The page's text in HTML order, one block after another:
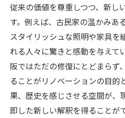
従来の価値を尊重しつつ、新し
す。例えば、古民家の温かみあ
スタイリッシュな照明や家具を
れる人々に驚きと感動を与えて
阪ではただの修復にとどまらず
ることがリノベーションの目的
果、歴史を感じさせる空間が、
即した新しい解釈を得ることが